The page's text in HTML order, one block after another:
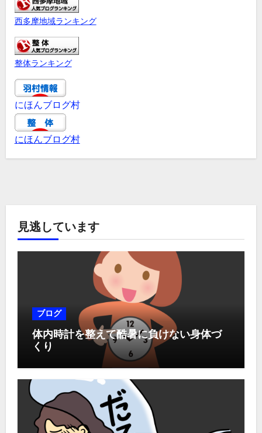
西多摩地域ランキング
整体ランキング
にほんブログ村
にほんブログ村
見逃しています
ブログ
体内時計を整えて酷暑に負けない身体づ
くり